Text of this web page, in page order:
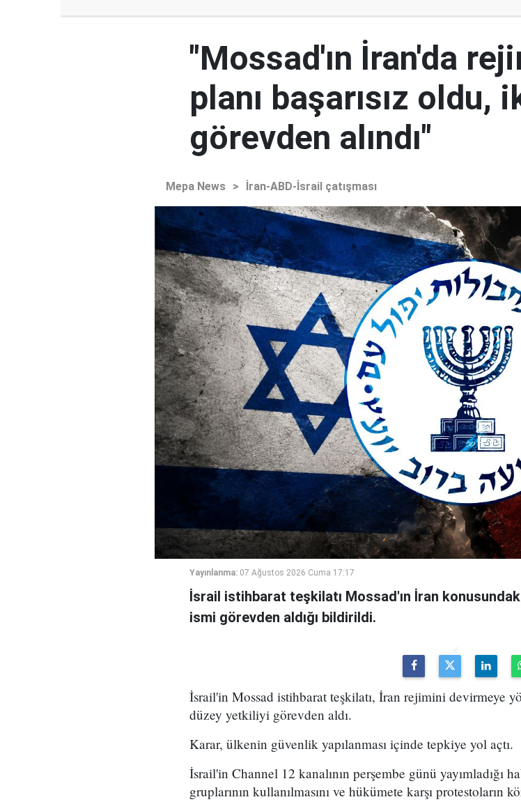
"Mossad'ın İran'da
planı başarısız oldu,
görevden alındı"
Mepa News > İran-ABD-İsrail çatışması
Yayınlanma: 07 Ağustos 2026 Cuma 17:17
İsrail istihbarat teşkilatı Mossad'ın İran
ismi görevden aldığı bildirildi.
İsrail'in Mossad istihbarat teşkilatı, İran rejimini devirmeye
düzey yetkiliyi görevden aldı.
Karar, ülkenin güvenlik yapılanması içinde tepkiye yol açtı.
İsrail'in Channel 12 kanalının perşembe günü yayımladığı
gruplarının kullanılmasını ve hükümete karşı protestoların